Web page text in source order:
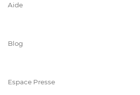
Aide
Blog
Espace Presse